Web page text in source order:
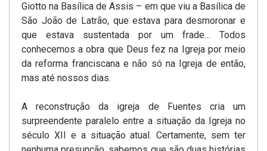
Giotto na Basílica de Assis – em que viu a Basílica de
São João de Latrão, que estava para desmoronar e
que estava sustentada por um frade… Todos
conhecemos a obra que Deus fez na Igreja por meio
da reforma franciscana e não só na Igreja de então,
mas até nossos dias.
A reconstrução da igreja de Fuentes cria um
surpreendente paralelo entre a situação da Igreja no
século XII e a situação atual. Certamente, sem ter